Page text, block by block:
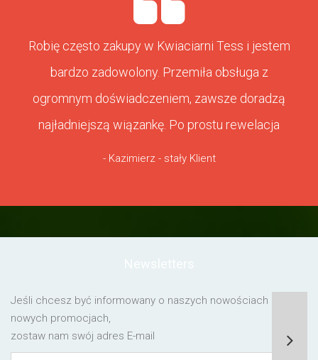
Robię często zakupy w Kwiaciarni Tess i jestem
bardzo zadowolony. Przemiła obsługa z
ogromnym doświadczeniem, zawsze doradzą
najładniejszą wiązankę. Po prostu rewelacja
- Kazimierz - stały Klient
Jeśli chcesz być informowany o naszych nowościach lub o
nowych promocjach,
zostaw nam swój adres E-mail